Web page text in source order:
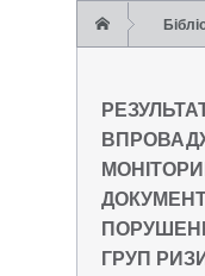
інструменту
підлітків
рік
ГРУП